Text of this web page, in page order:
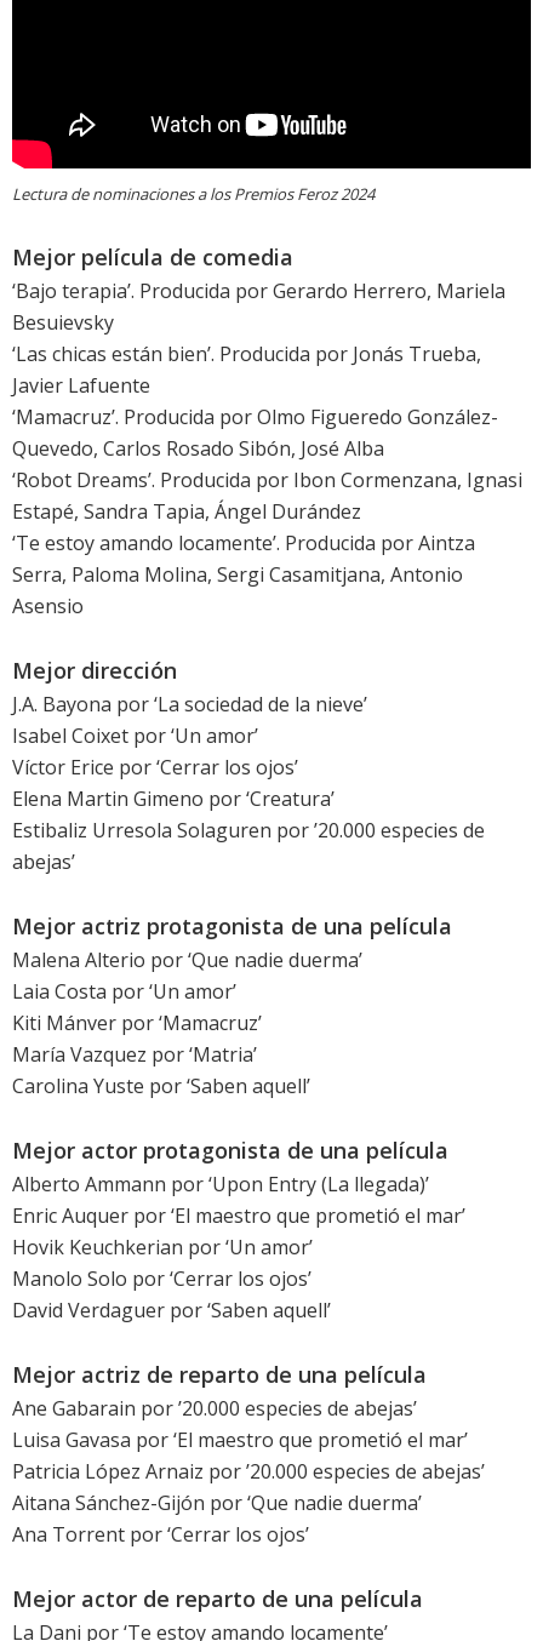
Lectura de nominaciones a los Premios Feroz 2024
Mejor película de comedia
‘Bajo terapia’. Producida por Gerardo Herrero, Mariela
Besuievsky
‘Las chicas están bien’. Producida por Jonás Trueba,
Javier Lafuente
‘Mamacruz’. Producida por Olmo Figueredo González-
Quevedo, Carlos Rosado Sibón, José Alba
‘Robot Dreams’. Producida por Ibon Cormenzana, Ignasi
Estapé, Sandra Tapia, Ángel Durández
‘Te estoy amando locamente’. Producida por Aintza
Serra, Paloma Molina, Sergi Casamitjana, Antonio
Asensio
Mejor dirección
J.A. Bayona por ‘La sociedad de la nieve’
Isabel Coixet por ‘Un amor’
Víctor Erice por ‘Cerrar los ojos’
Elena Martin Gimeno por ‘Creatura’
Estibaliz Urresola Solaguren por ’20.000 especies de
abejas’
Mejor actriz protagonista de una película
Malena Alterio por ‘Que nadie duerma’
Laia Costa por ‘Un amor’
Kiti Mánver por ‘Mamacruz’
María Vazquez por ‘Matria’
Carolina Yuste por ‘Saben aquell’
Mejor actor protagonista de una película
Alberto Ammann por ‘Upon Entry (La llegada)’
Enric Auquer por ‘El maestro que prometió el mar’
Hovik Keuchkerian por ‘Un amor’
Manolo Solo por ‘Cerrar los ojos’
David Verdaguer por ‘Saben aquell’
Mejor actriz de reparto de una película
Ane Gabarain por ’20.000 especies de abejas’
Luisa Gavasa por ‘El maestro que prometió el mar’
Patricia López Arnaiz por ’20.000 especies de abejas’
Aitana Sánchez-Gijón por ‘Que nadie duerma’
Ana Torrent por ‘Cerrar los ojos’
Mejor actor de reparto de una película
La Dani por ‘Te estoy amando locamente’